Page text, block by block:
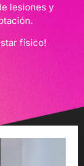
lesiones y
físico!